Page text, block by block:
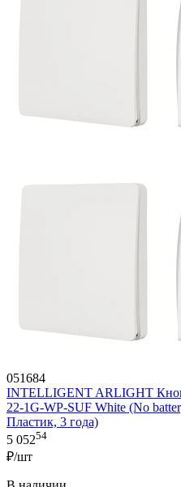
051684
INTELLIGENT ARLIGHT
22-1G-WP-SUF White (No
Пластик, 3 года)
5 05254
₽/шт